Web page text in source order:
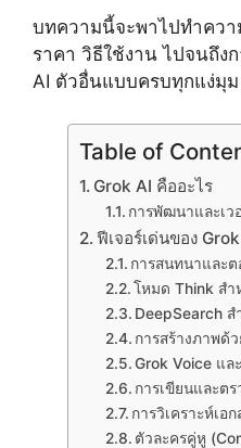
บทความนี้จะพาไปทำควา
ราคา วิธีใช้งาน ไปจนถึง
AI ตัวอื่นแบบครบทุกแง่มุม
Table of
Grok AI คืออะไร
การพัฒนาและเว
ฟีเจอร์เด่นของ
การสนทนาและ
โหมด Think สำ
DeepSearch
การสร้างภาพด้
Grok Voice แล
การเขียนและต
การวิเคราะห์เอ
ตัวละครคู่หู